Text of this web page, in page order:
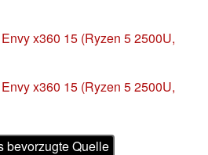
x360 15 (Ryzen 5 2500U,
x360 15 (Ryzen 5 2500U,
bevorzugte Quelle